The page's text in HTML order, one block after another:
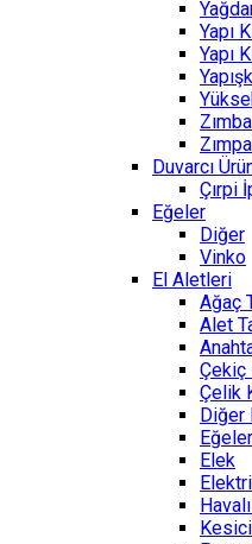
Yapı
Yapı
Duvarcı
Çırpi
Eğeler
Diğer
Vinko
El Aletleri
Ağaç
Alet
Çekiç
Çelik
Diğer
Eğeler
Elek